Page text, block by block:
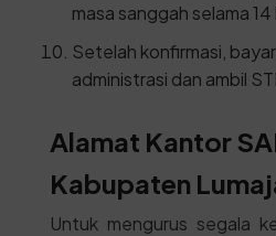
masa sanggah selama 14
Setelah konfirmasi,
administrasi dan ambil
Alamat Kantor
Kabupaten
Untuk mengurus segala